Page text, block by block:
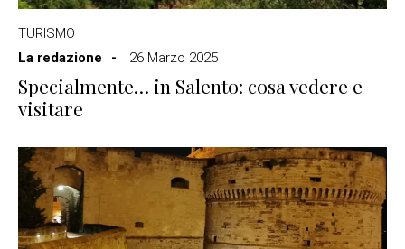
TURISMO
La redazione
26 Marzo 2025
Specialmente… in Salento: cosa vedere e
visitare